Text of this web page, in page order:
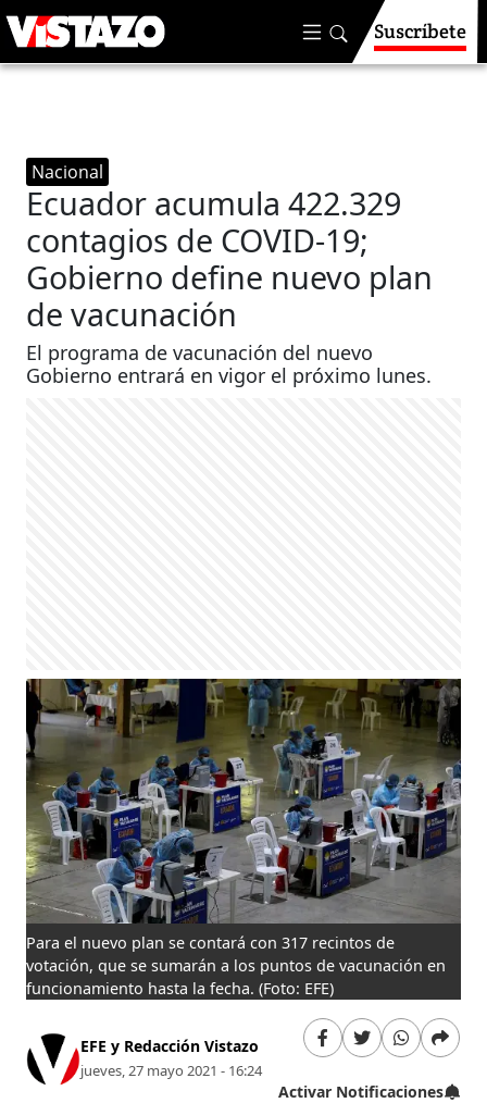
Suscríbete
Nacional
Ecuador acumula 422.329
contagios de COVID-19;
Gobierno define nuevo plan
de vacunación
El programa de vacunación del nuevo
Gobierno entrará en vigor el próximo lunes.
Para el nuevo plan se contará con 317 recintos de
votación, que se sumarán a los puntos de vacunación en
funcionamiento hasta la fecha. (Foto: EFE)
EFE y Redacción Vistazo
jueves, 27 mayo 2021 - 16:24
Activar Notificaciones